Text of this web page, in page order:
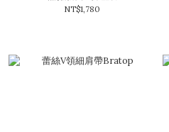
NT$1,780